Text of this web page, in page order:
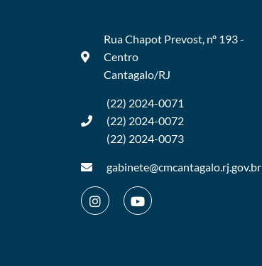
Rua Chapot Prevost, nº 193 -
Centro
Cantagalo/RJ
(22) 2024-0071
(22) 2024-0072
(22) 2024-0073
gabinete@cmcantagalo.rj.gov.br